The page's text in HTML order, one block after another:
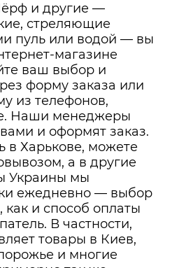
и другие —
стреляющие
пуль или водой — вы
магазине
ваш выбор и
форму заказа или
из телефонов,
Наши менеджеры
и оформят заказ.
в Харькове, можете
а в другие
Украины мы
ежедневно — выбор
как и способ оплаты
В частности,
товары в Киев,
и многие